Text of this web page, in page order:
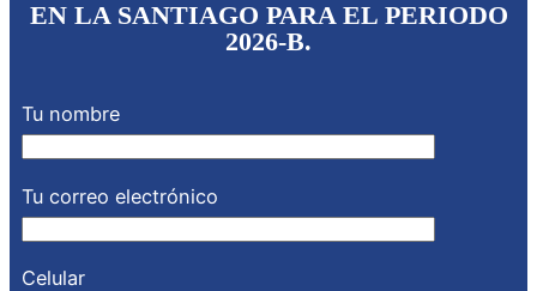
EN LA SANTIAGO PARA EL PERIODO
2026-B.
Tu nombre
Tu correo electrónico
Celular